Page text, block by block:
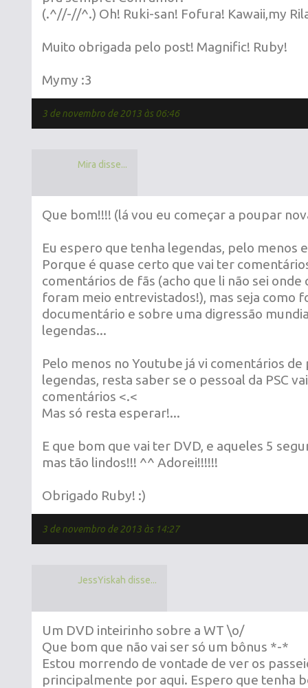
(.^//-//^.) Oh! Ruki-san! Fofura! Kawaii,my
Muito obrigada pelo post! Magnific! Ruby!
Mymy :3
3 de novembro de 2013 às 06:46
Mira disse...
Que bom!!!! (lá vou eu começar a poupar
Eu espero que tenha legendas, pelo menos
Porque é quase certo que vai ter
comentários de fãs (acho que li não sei onde
foram meio entrevistados!), mas seja como
documentário e sobre uma digressão
legendas...
Pelo menos no Youtube já vi comentários de
legendas, resta saber se o pessoal da PSC
comentários <.<
Mas só resta esperar!...
E que bom que vai ter DVD, e aqueles 5
mas tão lindos!!! ^^ Adorei!!!!!!
Obrigado Ruby! :)
3 de novembro de 2013 às 14:27
JessYiskah disse...
Um DVD inteirinho sobre a WT \o/
Que bom que não vai ser só um bônus *-*
Estou morrendo de vontade de ver os
principalmente por aqui. Espero que tenha